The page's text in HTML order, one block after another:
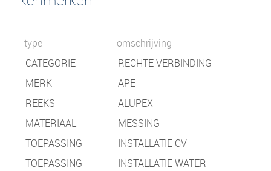
type
omschrijving
CATEGORIE
RECHTE VERBINDING
MERK
APE
REEKS
ALUPEX
MATERIAAL
MESSING
TOEPASSING
INSTALLATIE CV
TOEPASSING
INSTALLATIE WATER